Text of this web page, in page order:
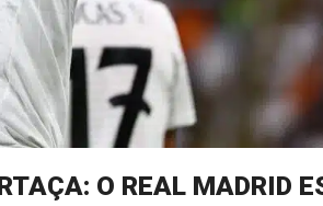
O REAL MADRID